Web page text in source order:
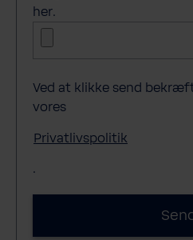
her.
Ved at klikke send
vores
Privatlivspolitik
.